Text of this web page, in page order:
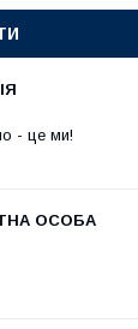
- це ми!